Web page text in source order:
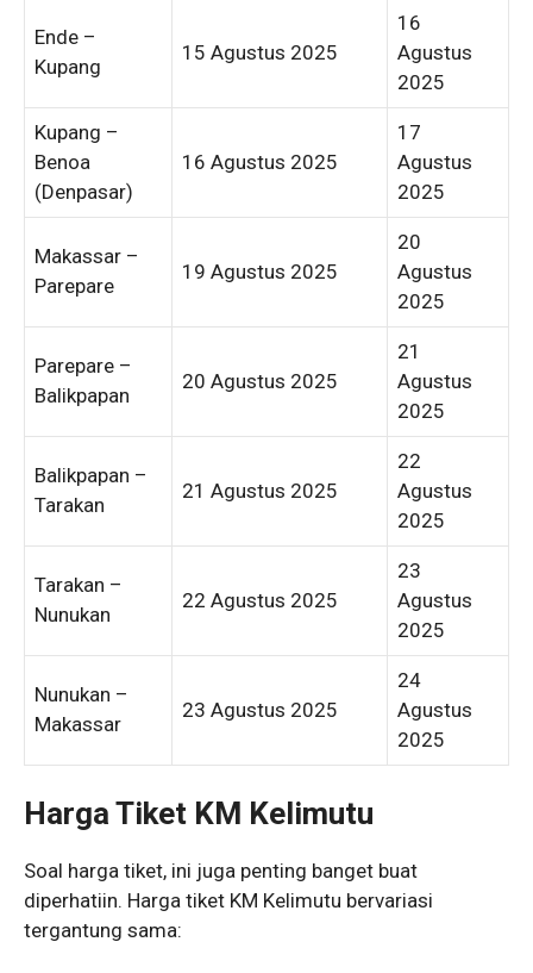
Ende –
Kupang
15 Agustus 2025
16
Agustus
2025
Kupang –
Benoa
(Denpasar)
16 Agustus 2025
17
Agustus
2025
Makassar –
Parepare
19 Agustus 2025
20
Agustus
2025
Parepare –
Balikpapan
20 Agustus 2025
21
Agustus
2025
Balikpapan –
Tarakan
21 Agustus 2025
22
Agustus
2025
Tarakan –
Nunukan
22 Agustus 2025
23
Agustus
2025
Nunukan –
Makassar
23 Agustus 2025
24
Agustus
2025
Harga Tiket KM Kelimutu
Soal harga tiket, ini juga penting banget buat
diperhatiin. Harga tiket KM Kelimutu bervariasi
tergantung sama: